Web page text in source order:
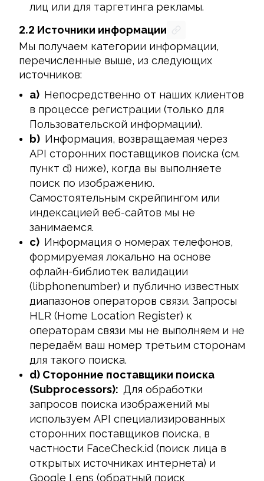
лиц или для таргетинга рекламы.
2.2 Источники информации
Мы получаем категории информации,
перечисленные выше, из следующих
источников:
a) Непосредственно от наших клиентов
в процессе регистрации (только для
Пользовательской информации).
b) Информация, возвращаемая через
API сторонних поставщиков поиска (см.
пункт d) ниже), когда вы выполняете
поиск по изображению.
Самостоятельным скрейпингом или
индексацией веб-сайтов мы не
занимаемся.
c) Информация о номерах телефонов,
формируемая локально на основе
офлайн-библиотек валидации
(libphonenumber) и публично известных
диапазонов операторов связи. Запросы
HLR (Home Location Register) к
операторам связи мы не выполняем и не
передаём ваш номер третьим сторонам
для такого поиска.
d) Сторонние поставщики поиска
(Subprocessors): Для обработки
запросов поиска изображений мы
используем API специализированных
сторонних поставщиков поиска, в
частности FaceCheck.id (поиск лица в
открытых источниках интернета) и
Google Lens (обратный поиск